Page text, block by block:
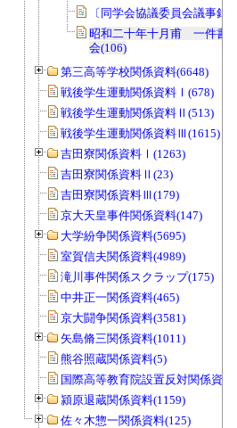
〔同学会協議委員会議事録
昭和二十年十月甫 一件書
会(106)
第三高等学校関係資料(6648)
戦後学生運動関係資料Ⅰ(678)
戦後学生運動関係資料Ⅱ(513)
戦後学生運動関係資料Ⅲ(1615)
吉田寮関係資料Ⅰ(1263)
吉田寮関係資料Ⅱ(23)
吉田寮関係資料Ⅲ(179)
京大天皇事件関係資料(147)
大学紛争関係資料(5695)
室賀信夫関係資料(4989)
滝川事件関係スクラップ(175)
中井正一関係資料(465)
京大闘争関係資料(3581)
矢島脩三関係資料(1011)
熊谷照蔵関係資料(5)
国際高等教育院設置反対関係資料
潁原退蔵関係資料(1159)
佐々木惣一関係資料(125)